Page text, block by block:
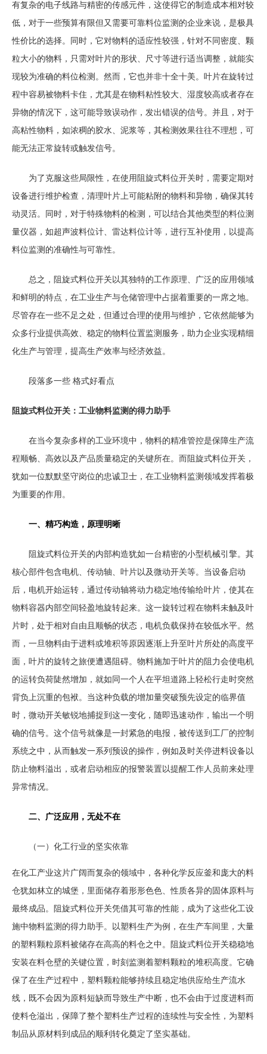
有复杂的电子线路与精密的传感元件，这使得它的制造成本相对较
低，对于一些预算有限但又需要可靠料位监测的企业来说，是极具
性价比的选择。同时，它对物料的适应性较强，针对不同密度、颗
粒大小的物料，只需对叶片的形状、尺寸等进行适当调整，就能实
现较为准确的料位检测。然而，它也并非十全十美。叶片在旋转过
程中容易被物料卡住，尤其是在物料粘性较大、湿度较高或者存在
异物的情况下，这可能导致误动作，发出错误的信号。并且，对于
高粘性物料，如浓稠的胶水、泥浆等，其检测效果往往不理想，可
能无法正常旋转或触发信号。
为了克服这些局限性，在使用阻旋式料位开关时，需要定期对
设备进行维护检查，清理叶片上可能粘附的物料和异物，确保其转
动灵活。同时，对于特殊物料的检测，可以结合其他类型的料位测
量仪器，如超声波料位计、雷达料位计等，进行互补使用，以提高
料位监测的准确性与可靠性。
总之，阻旋式料位开关以其独特的工作原理、广泛的应用领域
和鲜明的特点，在工业生产与仓储管理中占据着重要的一席之地。
尽管存在一些不足之处，但通过合理的使用与维护，它依然能够为
众多行业提供高效、稳定的物料位置监测服务，助力企业实现精细
化生产与管理，提高生产效率与经济效益。
段落多一些 格式好看点
阻旋式料位开关：工业物料监测的得力助手
在当今复杂多样的工业环境中，物料的精准管控是保障生产流
程顺畅、高效以及产品质量稳定的关键所在。而阻旋式料位开关，
犹如一位默默坚守岗位的忠诚卫士，在工业物料监测领域发挥着极
为重要的作用。
一、精巧构造，原理明晰
阻旋式料位开关的内部构造犹如一台精密的小型机械引擎。其
核心部件包含电机、传动轴、叶片以及微动开关等。当设备启动
后，电机开始运转，通过传动轴将动力稳定地传输给叶片，使其在
物料容器内部空间轻盈地旋转起来。这一旋转过程在物料未触及叶
片时，处于相对自由且顺畅的状态，电机负载保持在较低水平。然
而，一旦物料由于进料或堆积等原因逐渐上升至叶片所处的高度平
面，叶片的旋转之旅便遭遇阻碍。物料施加于叶片的阻力会使电机
的运转负荷陡然增加，就如同一个人在平坦道路上轻松行走时突然
背负上沉重的包袱。当这种负载的增加量突破预先设定的临界值
时，微动开关敏锐地捕捉到这一变化，随即迅速动作，输出一个明
确的信号。这个信号就像是一封紧急的电报，被传送到工厂的控制
系统之中，从而触发一系列预设的操作，例如及时关停进料设备以
防止物料溢出，或者启动相应的报警装置以提醒工作人员前来处理
异常情况。
二、广泛应用，无处不在
（一）化工行业的坚实依靠
在化工产业这片广阔而复杂的领域中，各种化学反应釜和庞大的料
仓犹如林立的城堡，里面储存着形形色色、性质各异的固体原料与
最终成品。阻旋式料位开关凭借其可靠的性能，成为了这些化工设
施中物料监测的得力助手。以塑料生产为例，在生产车间里，大量
的塑料颗粒原料被储存在高高的料仓之中。阻旋式料位开关稳稳地
安装在料仓壁的关键位置，时刻监测着塑料颗粒的堆积高度。它确
保了在生产过程中，塑料颗粒能够持续且稳定地供应给生产流水
线，既不会因为原料短缺而导致生产中断，也不会由于过度进料而
使料仓溢出，保障了整个塑料生产过程的连续性与安全性，为塑料
制品从原材料到成品的顺利转化奠定了坚实基础。